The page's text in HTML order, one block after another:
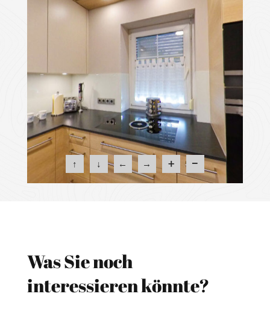
Was Sie noch
interessieren könnte?